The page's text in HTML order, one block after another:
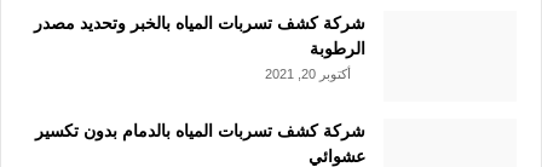
شركة كشف تسربات المياه بالخبر وتحديد مصدر
الرطوبة
أكتوبر 20, 2021
شركة كشف تسربات المياه بالدمام بدون تكسير
عشوائي